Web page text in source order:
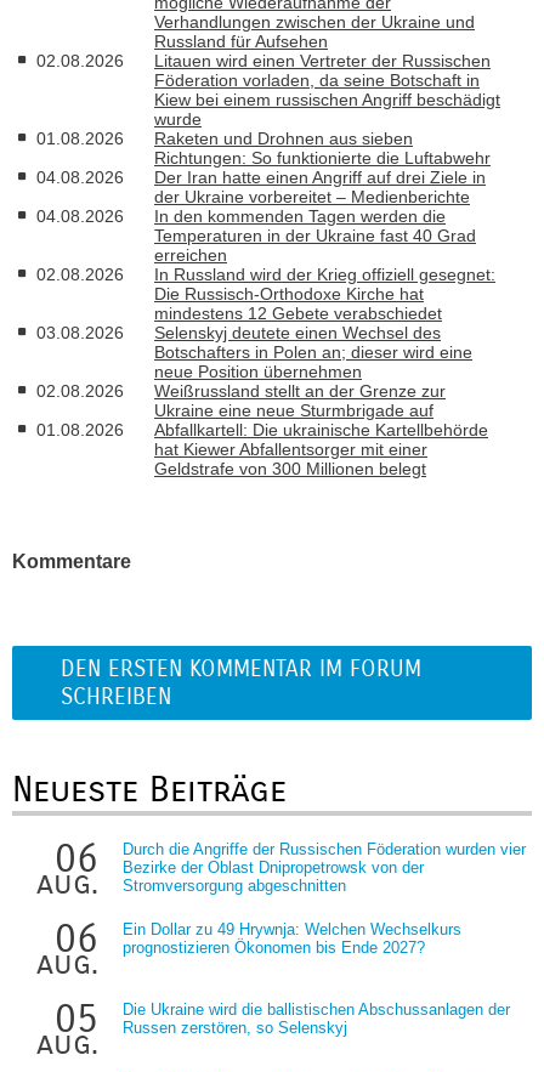
Verhandlungen zwischen der Ukraine und
Russland für Aufsehen
02.08.2026
Litauen wird einen Vertreter der Russischen
Föderation vorladen, da seine Botschaft in
Kiew bei einem russischen Angriff beschädigt
wurde
01.08.2026
Raketen und Drohnen aus sieben
Richtungen: So funktionierte die Luftabwehr
04.08.2026
Der Iran hatte einen Angriff auf drei Ziele in
der Ukraine vorbereitet – Medienberichte
04.08.2026
In den kommenden Tagen werden die
Temperaturen in der Ukraine fast 40 Grad
erreichen
02.08.2026
In Russland wird der Krieg offiziell gesegnet:
Die Russisch-Orthodoxe Kirche hat
mindestens 12 Gebete verabschiedet
03.08.2026
Selenskyj deutete einen Wechsel des
Botschafters in Polen an; dieser wird eine
neue Position übernehmen
02.08.2026
Weißrussland stellt an der Grenze zur
Ukraine eine neue Sturmbrigade auf
01.08.2026
Abfallkartell: Die ukrainische Kartellbehörde
hat Kiewer Abfallentsorger mit einer
Geldstrafe von 300 Millionen belegt
Kommentare
DEN ERSTEN KOMMENTAR IM FORUM
SCHREIBEN
Neueste Beiträge
06
aug.
Durch die Angriffe der Russischen Föderation wurden vier
Bezirke der Oblast Dnipropetrowsk von der
Stromversorgung abgeschnitten
06
aug.
Ein Dollar zu 49 Hrywnja: Welchen Wechselkurs
prognostizieren Ökonomen bis Ende 2027?
05
aug.
Die Ukraine wird die ballistischen Abschussanlagen der
Russen zerstören, so Selenskyj